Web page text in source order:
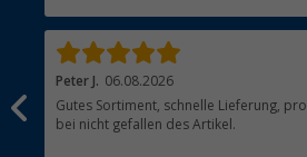
Peter J. 06.08.2026
Gutes Sortiment, schnelle Lieferung,
bei nicht gefallen des Artikel.